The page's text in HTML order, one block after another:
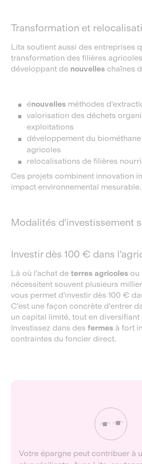
Transformation et
Lita soutient aussi des entreprises
transformation des filières
développant de nouvelles chaînes
énouvelles méthodes
valorisation des déchets
exploitations
développement du
agricoles
relocalisations de filières
Ces projets combinent innovation
impact environnemental mesurable.
Modalités d'investissement
Investir dès 100 € dans
Là où l'achat deterres agricoles ou
nécessitent souvent plusieurs
vous permet d'investir dès 100 €
C'est une façon concrète d'entrer
un capital limité, tout en diversifiant
Investissez dans desfermes à fort
contraintes du foncier direct.
Votre épargne peut contribuer à